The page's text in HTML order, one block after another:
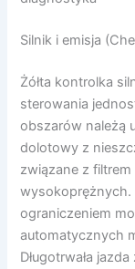
Silnik i emisja
Żółta kontrolka
sterowania
obszarów należą
dolotowy z
związane z
wysokoprężnych.
ograniczeniem
automatycznych
Długotrwała